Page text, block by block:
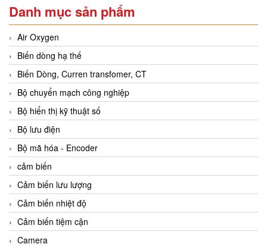
Danh mục sản phẩm
Air Oxygen
Biến dòng hạ thế
Biến Dòng, Curren transfomer, CT
Bộ chuyển mạch công nghiệp
Bộ hiển thị kỹ thuật số
Bộ lưu điện
Bộ mã hóa - Encoder
cảm biến
Cảm biến lưu lượng
Cảm biến nhiệt độ
Cảm biến tiệm cận
Camera